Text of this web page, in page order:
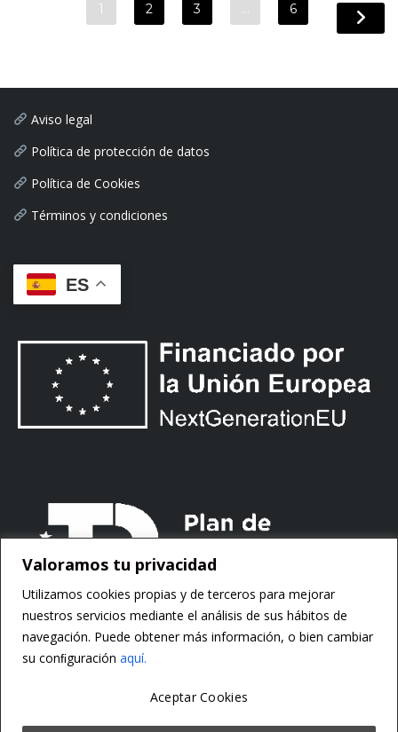
Valoramos tu privacidad
Utilizamos cookies propias y de terceros para mejorar
nuestros servicios mediante el análisis de sus hábitos de
navegación. Puede obtener más información, o bien cambiar
su conﬁguración aquí.
Aceptar Cookies
1 2 3 … 6
Aviso legal
Política de protección de datos
Política de Cookies
Términos y condiciones
ES